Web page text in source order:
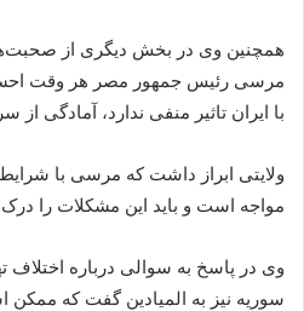
همچنین وی در بخش دیگری از
مرسی رئیس جمهور مصر هر وقت
با ایران تاثیر منفی ندارد، آمادگی از
ولایتی ابراز داشت که مرسی با
مواجه است و باید این مشکلات را درک
وی در پاسخ به سوالی درباره اختلاف
سوریه نیز به المیادین گفت که